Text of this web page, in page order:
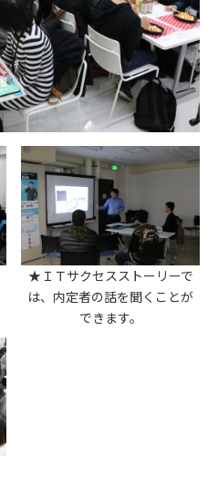
★ＩＴサクセスストーリーで
は、内定者の話を聞くことが
できます。